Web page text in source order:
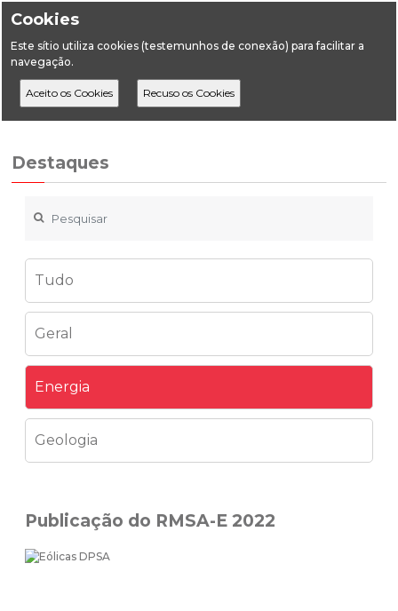
Cookies
Este sítio utiliza cookies (testemunhos de conexão) para facilitar a
navegação.
HomeDestaques Energia Publicação do RMSA-E 2022
Destaques
Tudo
Geral
Energia
Geologia
Publicação do RMSA-E 2022